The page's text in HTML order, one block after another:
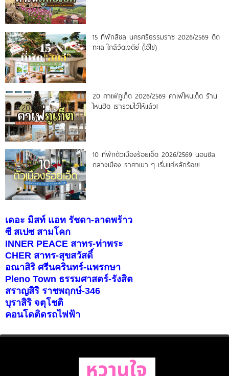
15 ที่พักสิชล นครศรีธรรมราช 2026/2569 ติด
ทะเล ใกล้วัดเจดีย์ (ไอ้ไข่)
20 คาเฟ่ภูเก็ต 2026/2569 คาเฟ่ไหนเด็ด ร้าน
ไหนฮิต เรารวมไว้ให้แล้ว!
10 ที่พักตัวเมืองร้อยเอ็ด 2026/2569 นอนชิล
กลางเมือง ราคาเบา ๆ เริ่มแค่หลักร้อย!
เดอะ มิสท์ แอท รัชดา-ลาดพร้าว
ซี สเปซ สามโคก
INNER PEACE สาทร-ท่าพระ
CHER สาทร-สุขสวัสดิ์
อณาสิริ ศรีนครินทร์-แพรกษา
Pleno Town ธรรมศาสตร์-รังสิต
สราญสิริ ราชพฤกษ์-346
บุราสิริ จตุโชติ
คอนโดติดรถไฟฟ้า